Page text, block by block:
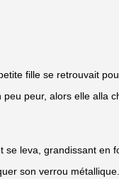
fille se retrouvait
peur, alors elle alla
se leva, grandissant en
son verrou